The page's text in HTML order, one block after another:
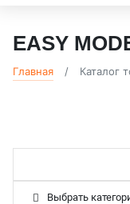
EASY
Главная Каталог
Выбрать